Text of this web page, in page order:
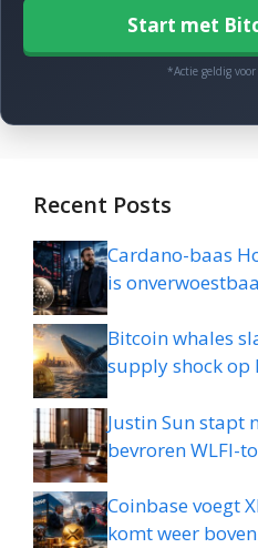
Start met
*Actie geldig
Recent Posts
Cardano-baas
is
Bitcoin whales
supply shock op
Justin Sun stapt
bevroren WLFI-
Coinbase voegt
komt weer boven